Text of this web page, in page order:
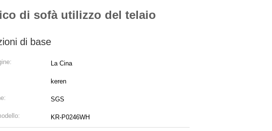
di sofà utilizzo del telaio
di base
La Cina
keren
SGS
KR-P0246WH